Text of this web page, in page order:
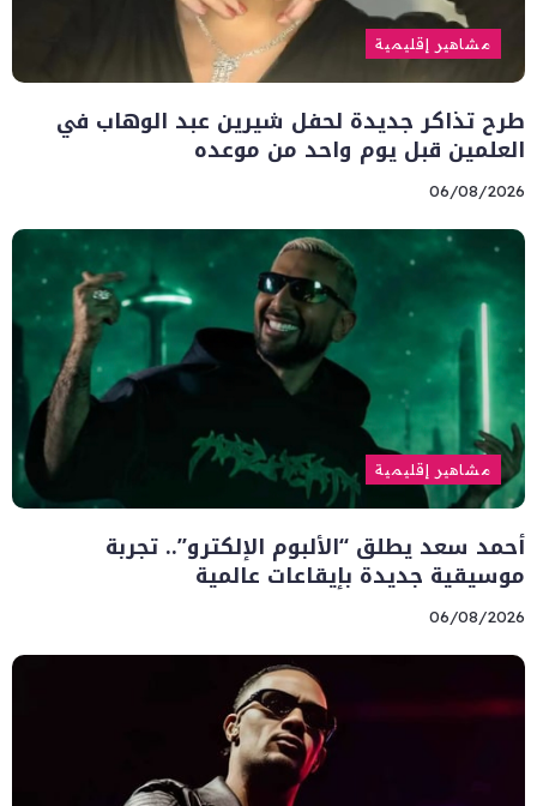
مشاهير إقليمية
طرح تذاكر جديدة لحفل شيرين عبد الوهاب في
العلمين قبل يوم واحد من موعده
06/08/2026
مشاهير إقليمية
أحمد سعد يطلق “الألبوم الإلكترو”.. تجربة
موسيقية جديدة بإيقاعات عالمية
06/08/2026